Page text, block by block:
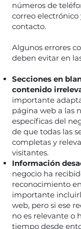
números de
correo
contacto.
Algunos errores
deben evitar en
Secciones en
contenido
importante
página web a las
específicas del
de que todas las
completas y
visitantes.
Información
negocio ha
reconocimiento
importante
web, pero si ese
no es relevante o
tiempo desde